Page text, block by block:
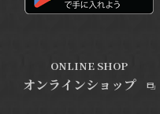
ONLINE SHOP
オンラインショップ